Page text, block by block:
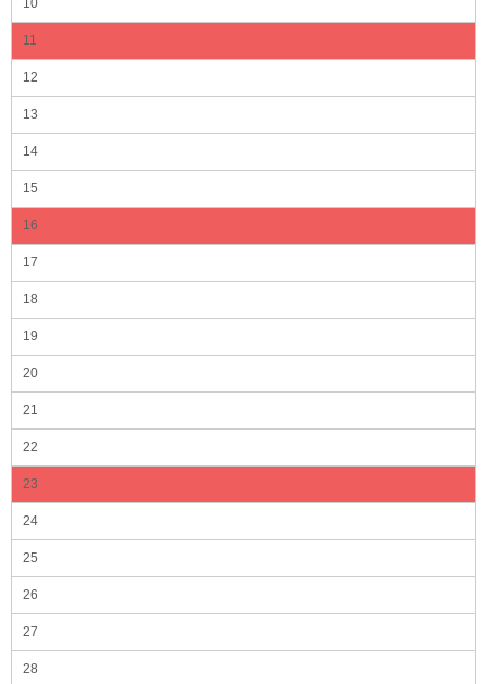
10
11
12
13
14
15
16
17
18
19
20
21
22
23
24
25
26
27
28